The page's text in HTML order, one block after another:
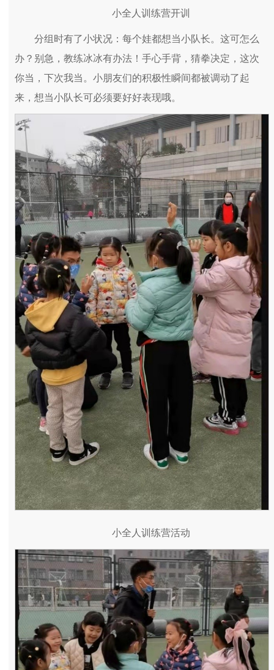
小全人训练营开训
分组时有了小状况：每个娃都想当小队长。这可怎么
办？别急，教练冰冰有办法！手心手背，猜拳决定，这次
你当，下次我当。小朋友们的积极性瞬间都被调动了起
来，想当小队长可必须要好好表现哦。
小全人训练营活动